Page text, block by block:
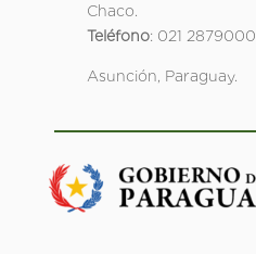
Chaco.
Teléfono: 021 2879000
Asunción, Paraguay.